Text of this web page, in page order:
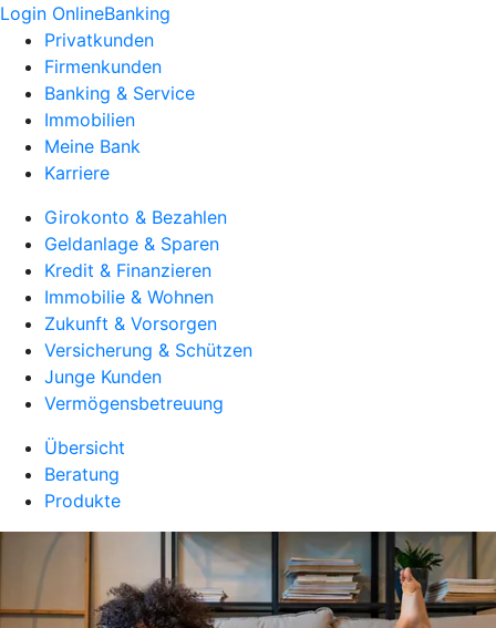
Login OnlineBanking
Privatkunden
Firmenkunden
Banking & Service
Immobilien
Meine Bank
Karriere
Girokonto & Bezahlen
Geldanlage & Sparen
Kredit & Finanzieren
Immobilie & Wohnen
Zukunft & Vorsorgen
Versicherung & Schützen
Junge Kunden
Vermögensbetreuung
Übersicht
Beratung
Produkte